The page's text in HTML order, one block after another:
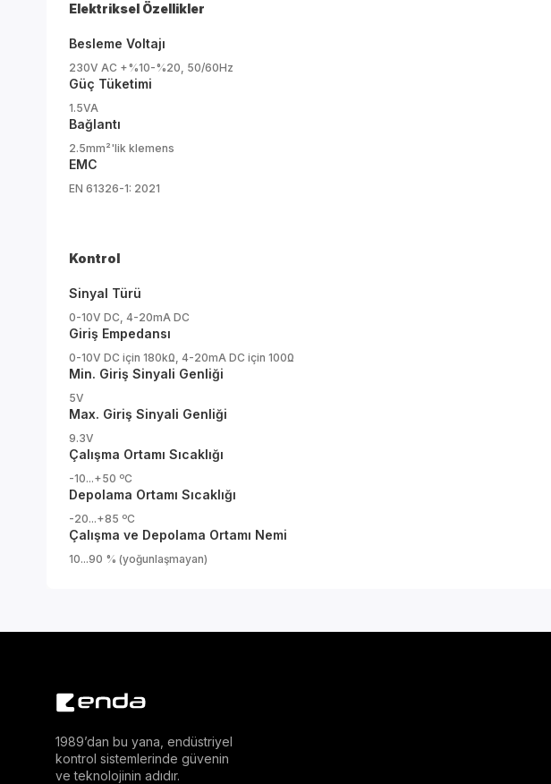
Elektriksel Özellikler
Besleme Voltajı
230V AC +%10-%20, 50/60Hz
Güç Tüketimi
1.5VA
Bağlantı
2.5mm²'lik klemens
EMC
EN 61326-1: 2021
Kontrol
Sinyal Türü
0-10V DC, 4-20mA DC
Giriş Empedansı
0-10V DC için 180kΩ, 4-20mA DC için 100Ω
Min. Giriş Sinyali Genliği
5V
Max. Giriş Sinyali Genliği
9.3V
Çalışma Ortamı Sıcaklığı
-10...+50 ºC
Depolama Ortamı Sıcaklığı
-20...+85 ºC
Çalışma ve Depolama Ortamı Nemi
10...90 % (yoğunlaşmayan)
1989’dan bu yana, endüstriyel
kontrol sistemlerinde güvenin
ve teknolojinin adıdır.